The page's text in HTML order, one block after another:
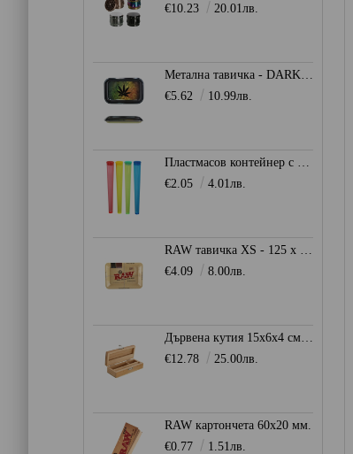
€10.23
20.01лв.
Метална тавичка - DARK LEAF
€5.62
10.99лв.
Пластмасов контейнер с капачка - цветен
€2.05
4.01лв.
RAW тавичка XS - 125 x 180мм.
€4.09
8.00лв.
Дървена кутия 15x6x4 см. - Stoner Box
€12.78
25.00лв.
RAW картончета 60x20 мм.
€0.77
1.51лв.